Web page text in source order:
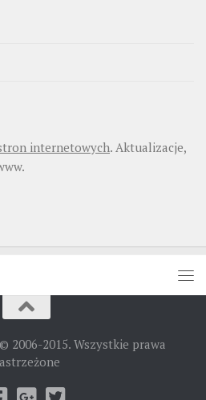
internetowych. Aktualizacje,
2006-2015. Wszystkie prawa